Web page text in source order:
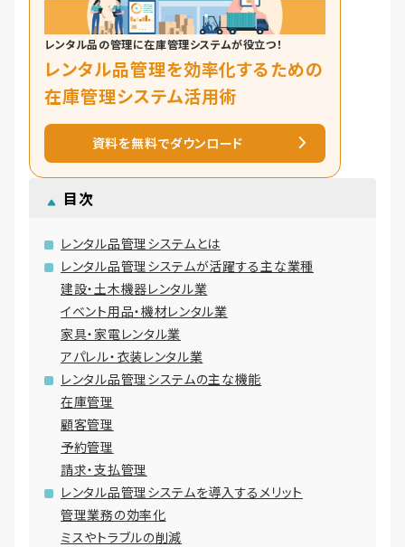
レンタル品の管理に在庫管理システムが役立つ！
レンタル品管理を効率化するための
在庫管理システム活用術
資料を無料でダウンロード
目次
レンタル品管理システムとは
レンタル品管理システムが活躍する主な業種
建設・土木機器レンタル業
イベント用品・機材レンタル業
家具・家電レンタル業
アパレル・衣装レンタル業
レンタル品管理システムの主な機能
在庫管理
顧客管理
予約管理
請求・支払管理
レンタル品管理システムを導入するメリット
管理業務の効率化
ミスやトラブルの削減